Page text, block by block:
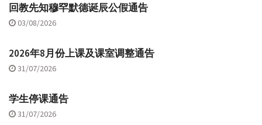
回教先知穆罕默德诞辰公假通告
03/08/2026
2026年8月份上课及课室调整通告
31/07/2026
学生停课通告
31/07/2026